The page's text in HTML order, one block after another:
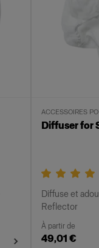
ACCESSOIRES
Diffuser for
Diffuse et
Reflector
À partir de
49,01 €